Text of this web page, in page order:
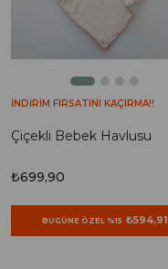
Çiçekli Bebek Havlusu
₺699,90
BUGÜNE ÖZEL %15 ₺594,91
İNDİRİM FIRSATINI KAÇIRMA!!